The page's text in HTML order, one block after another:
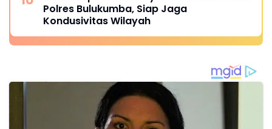
Polres Bulukumba, Siap Jaga
Kondusivitas Wilayah